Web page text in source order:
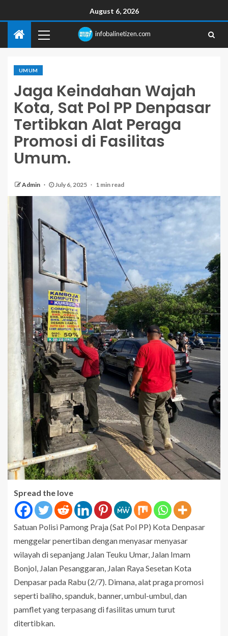
August 6, 2026
infobalinetizen.com
UMUM
Jaga Keindahan Wajah
Kota, Sat Pol PP Denpasar
Tertibkan Alat Peraga
Promosi di Fasilitas
Umum.
Admin July 6, 2025 1 min read
Spread the love
Satuan Polisi Pamong Praja (Sat Pol PP) Kota Denpasar
menggelar penertiban dengan menyasar menyasar
wilayah di sepanjang Jalan Teuku Umar, Jalan Imam
Bonjol, Jalan Pesanggaran, Jalan Raya Sesetan Kota
Denpasar pada Rabu (2/7). Dimana, alat praga promosi
seperti baliho, spanduk, banner, umbul-umbul, dan
pamflet yang terpasang di fasilitas umum turut
ditertibkan.